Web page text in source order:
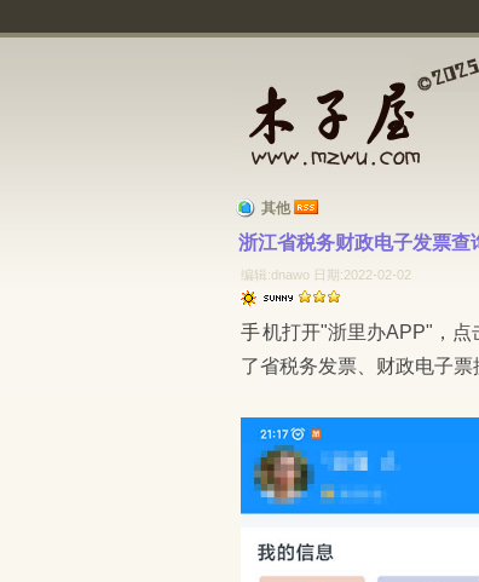
其他
浙江省税务财政电子发票查
编辑:dnawo 日期:2022-02-02
手机打开"浙里办APP"，点击"我的-票据"，进入浙江省电子发票(票据)服务平台，平台融合
了省税务发票、财政电子票